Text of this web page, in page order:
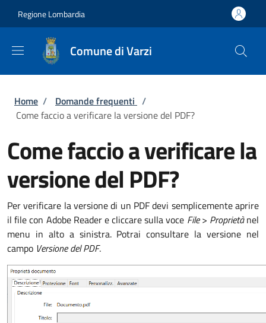
Regione Lombardia
Comune di Varzi
Briciole di pane
Home / Domande frequenti /
Come faccio a verificare la versione del PDF?
Come faccio a verificare la
versione del PDF?
Per verificare la versione di un PDF devi semplicemente aprire
il file con Adobe Reader e cliccare sulla voce File> Proprietànel
menu in alto a sinistra. Potrai consultare la versione nel
campo Versione del PDF.